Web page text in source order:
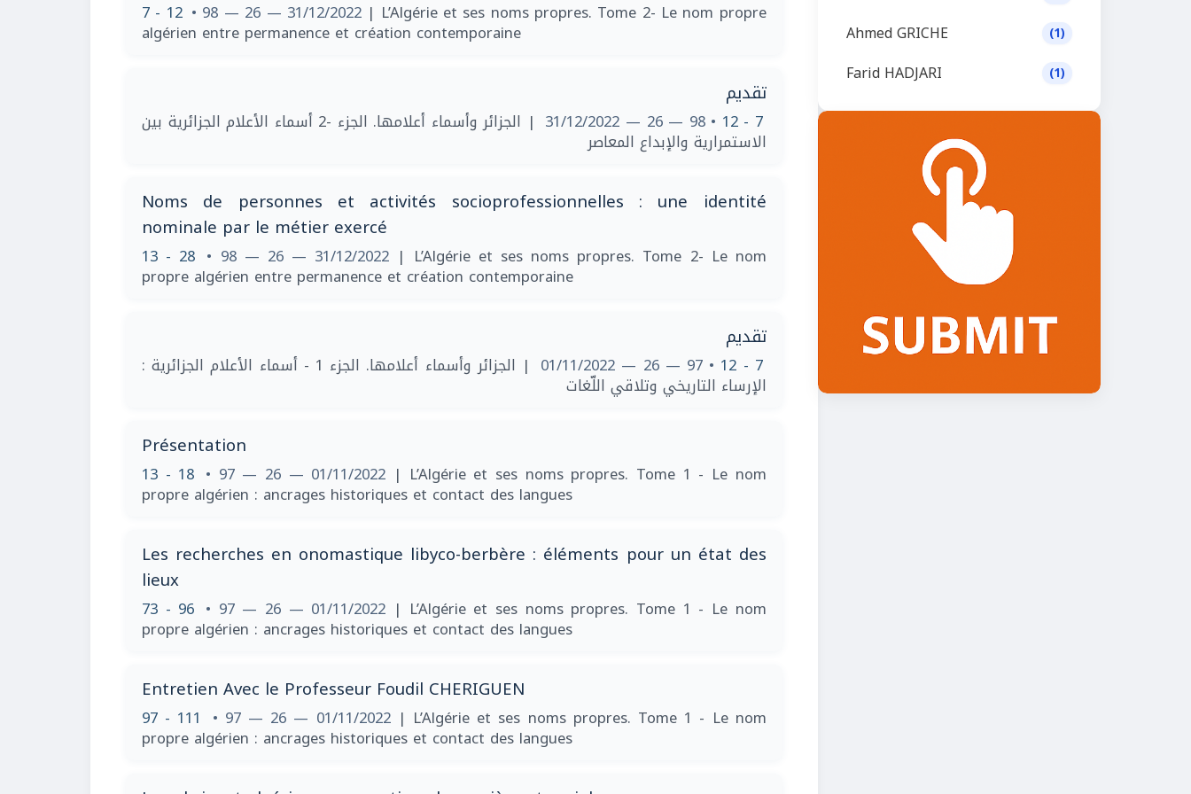
7 - 12 • 98 — 26 — 31/12/2022 | L’Algérie et ses noms propres. Tome 2- Le nom propre
algérien entre permanence et création contemporaine
تقديم
7 - 12
• 98 — 26 — 31/12/2022 | الجزائر وأسماء أعلامها. الجزء -2 أسماء الأعلام الجزائرية بين
الاستمرارية والإبداع المعاصر
Noms de personnes et activités socioprofessionnelles : une identité
nominale par le métier exercé
13 - 28 • 98 — 26 — 31/12/2022 | L’Algérie et ses noms propres. Tome 2- Le nom
propre algérien entre permanence et création contemporaine
تقديم
7 - 12
• 97 — 26 — 01/11/2022 | الجزائر وأسماء أعلامها. الجزء 1 - أسماء الأعلام الجزائرية :
الإرساء التاريخي وتلاقي اللّغات
Présentation
13 - 18 • 97 — 26 — 01/11/2022 | L’Algérie et ses noms propres. Tome 1 - Le nom
propre algérien : ancrages historiques et contact des langues
Les recherches en onomastique libyco-berbère : éléments pour un état des
lieux
73 - 96 • 97 — 26 — 01/11/2022 | L’Algérie et ses noms propres. Tome 1 - Le nom
propre algérien : ancrages historiques et contact des langues
Entretien Avec le Professeur Foudil CHERIGUEN
97 - 111 • 97 — 26 — 01/11/2022 | L’Algérie et ses noms propres. Tome 1 - Le nom
propre algérien : ancrages historiques et contact des langues
Ahmed GRICHE (1)
Farid HADJARI (1)